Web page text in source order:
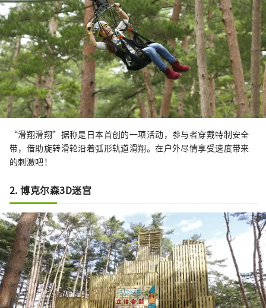
“滑翔滑翔”据称是日本首创的一项活动，参与者穿戴特制安全
带，借助旋转滑轮沿着弧形轨道滑翔。在户外尽情享受速度带来
的刺激吧！
2. 博克尔森3D迷宫